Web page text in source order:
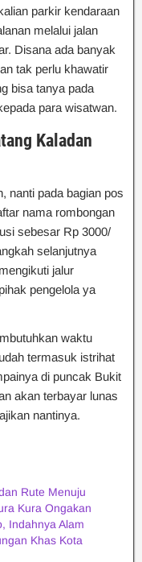
parkir kendaraan
melalui jalan
Disana ada banyak
tak perlu khawatir
bisa tanya pada
para wisatwan.
Kaladan
nanti pada bagian pos
nama rombongan
sebesar Rp 3000/
selanjutnya
jalur
pengelola ya
waktu
termasuk istrihat
di puncak Bukit
akan terbayar lunas
nantinya.
Rute Menuju
Kura Ongakan
Indahnya Alam
Khas Kota